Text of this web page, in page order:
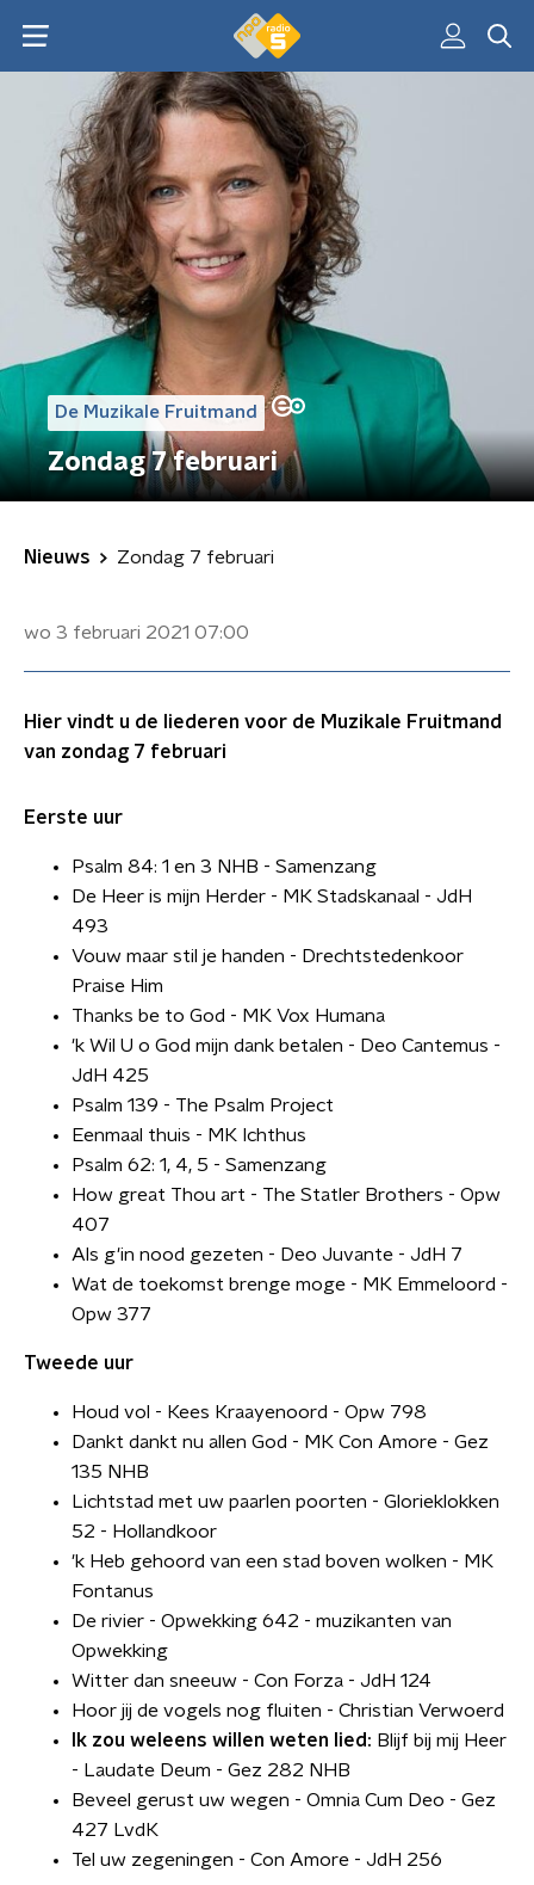
De Muzikale Fruitmand
Zondag 7 februari
Nieuws Zondag 7 februari
wo 3 februari 2021 07:00
Hier vindt u de liederen voor de Muzikale Fruitmand
van zondag 7 februari
Eerste uur
Psalm 84: 1 en 3 NHB - Samenzang
De Heer is mijn Herder - MK Stadskanaal - JdH
493
Vouw maar stil je handen - Drechtstedenkoor
Praise Him
Thanks be to God - MK Vox Humana
'k Wil U o God mijn dank betalen - Deo Cantemus -
JdH 425
Psalm 139 - The Psalm Project
Eenmaal thuis - MK Ichthus
Psalm 62: 1, 4, 5 - Samenzang
How great Thou art - The Statler Brothers - Opw
407
Als g'in nood gezeten - Deo Juvante - JdH 7
Wat de toekomst brenge moge - MK Emmeloord -
Opw 377
Tweede uur
Houd vol - Kees Kraayenoord - Opw 798
Dankt dankt nu allen God - MK Con Amore - Gez
135 NHB
Lichtstad met uw paarlen poorten - Glorieklokken
52 - Hollandkoor
'k Heb gehoord van een stad boven wolken - MK
Fontanus
De rivier - Opwekking 642 - muzikanten van
Opwekking
Witter dan sneeuw - Con Forza - JdH 124
Hoor jij de vogels nog fluiten - Christian Verwoerd
Ik zou weleens willen weten lied: Blijf bij mij Heer
- Laudate Deum - Gez 282 NHB
Beveel gerust uw wegen - Omnia Cum Deo - Gez
427 LvdK
Tel uw zegeningen - Con Amore - JdH 256